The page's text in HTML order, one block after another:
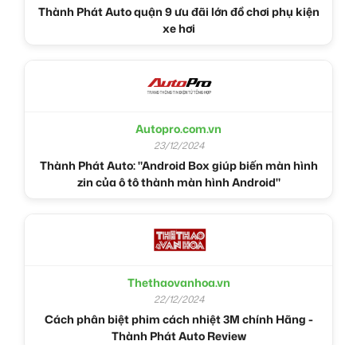
Thành Phát Auto quận 9 ưu đãi lớn đồ chơi phụ kiện
xe hơi
Autopro.com.vn
23/12/2024
Thành Phát Auto: "Android Box giúp biến màn hình
zin của ô tô thành màn hình Android"
Thethaovanhoa.vn
22/12/2024
Cách phân biệt phim cách nhiệt 3M chính Hãng -
Thành Phát Auto Review